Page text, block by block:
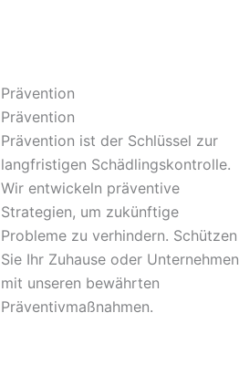
Prävention
Prävention
Prävention ist der Schlüssel zur
langfristigen Schädlingskontrolle.
Wir entwickeln präventive
Strategien, um zukünftige
Probleme zu verhindern. Schützen
Sie Ihr Zuhause oder Unternehmen
mit unseren bewährten
Präventivmaßnahmen.